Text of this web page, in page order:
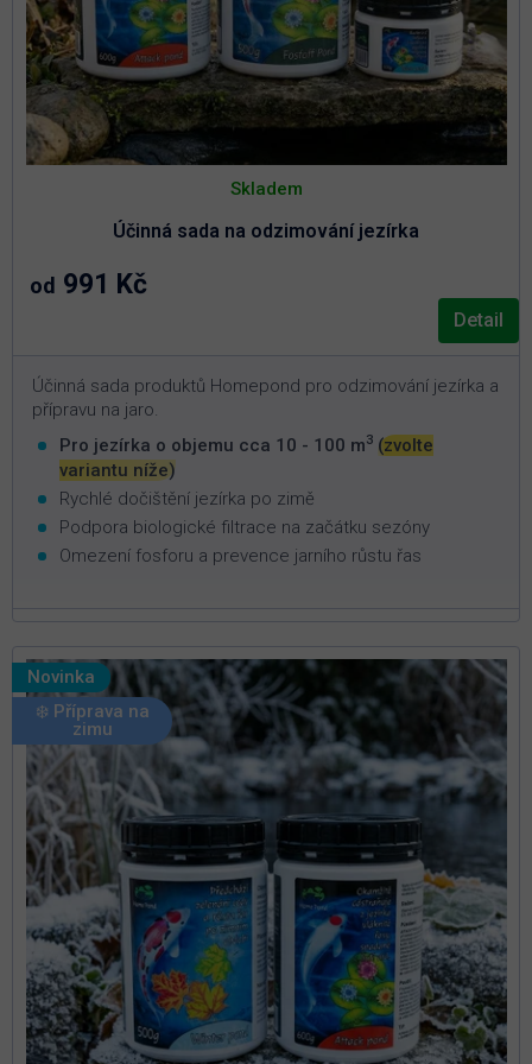
Účinná sada na odzimování jezírka
Skladem
od 991 Kč
Detail
Účinná sada produktů Homepond pro odzimování jezírka a
přípravu na jaro.
Pro jezírka o objemu cca 10 - 100 m3 (zvolte
variantu níže)
Rychlé dočištění jezírka po zimě
Podpora biologické filtrace na začátku sezóny
Omezení fosforu a prevence jarního růstu řas
Novinka
❄️ Příprava na
zimu